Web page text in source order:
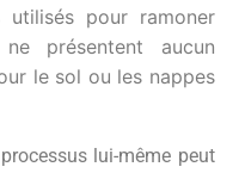
pour ramoner
présentent aucun
le sol ou les nappes
lui-même peut